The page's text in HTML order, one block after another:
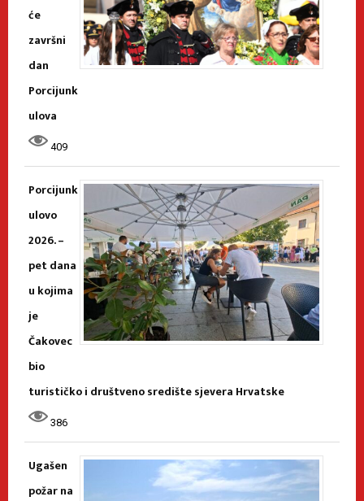
će
završni
dan
Porcijunk
ulova
409
Porcijunk
ulovo
2026. –
pet dana
u kojima
je
Čakovec
bio
turističko i društveno središte sjevera Hrvatske
386
Ugašen
požar na